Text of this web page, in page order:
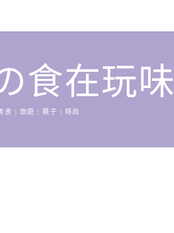
食在玩味
食 | 旅遊 | 親子 | 時尚